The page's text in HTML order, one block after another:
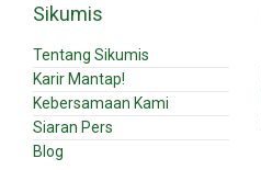
Sikumis
Tentang Sikumis
Karir Mantap!
Kebersamaan Kami
Siaran Pers
Blog